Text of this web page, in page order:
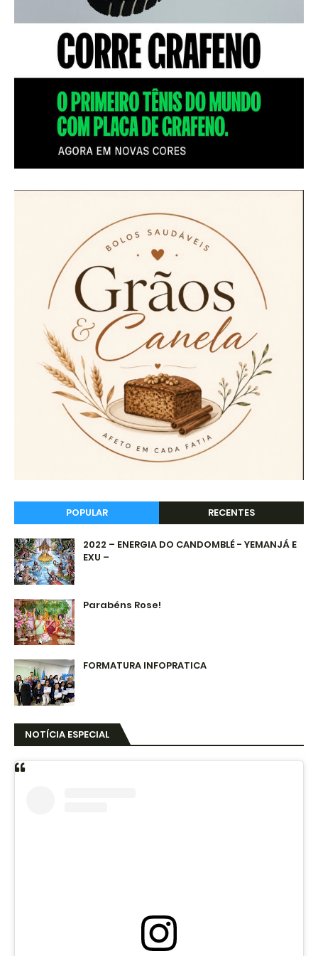
POPULAR RECENTES
2022 – ENERGIA DO CANDOMBLÉ - YEMANJÁ E
EXU –
Parabéns Rose!
FORMATURA INFOPRATICA
NOTÍCIA ESPECIAL